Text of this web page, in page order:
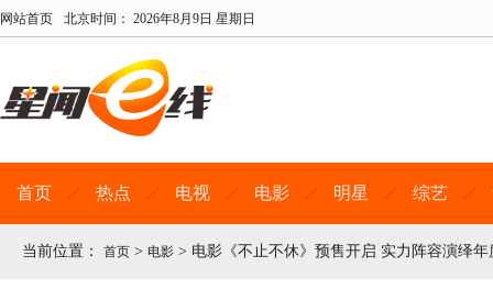
网站首页 北京时间： 2026年8月9日 星期日
首页 热点 电视 电影 明星 综艺
当前位置： 首页 > 电影 > 电影《不止不休》预售开启 实力阵容演绎